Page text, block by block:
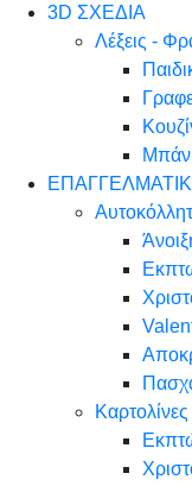
3D ΣΧΕΔΙΑ
Λέξεις -